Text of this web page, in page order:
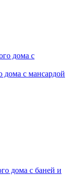
дома с мансардой